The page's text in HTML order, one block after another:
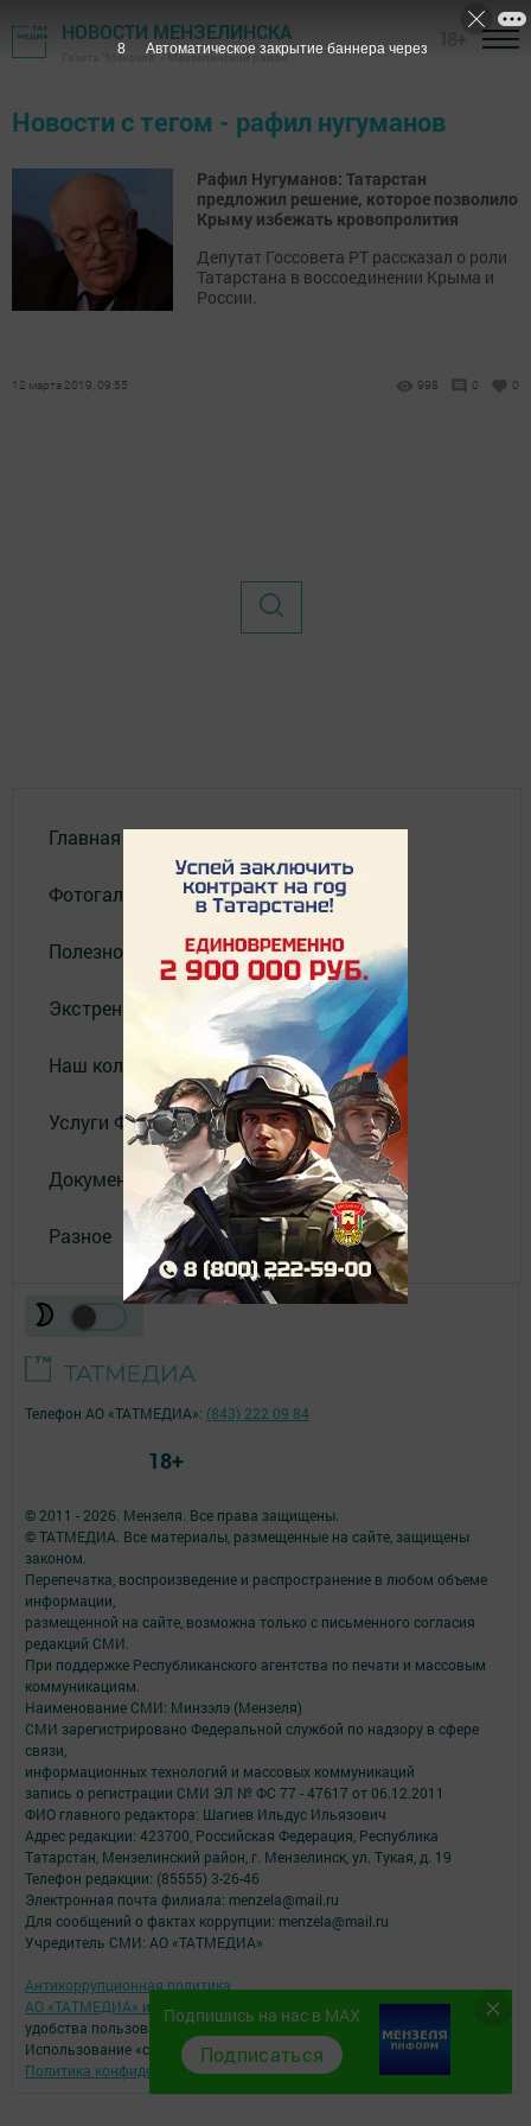
НОВОСТИ МЕНЗЕЛИНСКА
Газета "Мензеля" - Мензелинский район
Новости с тегом - рафил нугуманов
Рафил Нугуманов: Татарстан
предложил решение, которое позволило
Крыму избежать кровопролития
Депутат Госсовета РТ рассказал о роли
Татарстана в воссоединении Крыма и
России.
12 марта 2019, 09:55 998 0 0
Главная
Фотогалереи
Полезное
Экстренные службы
Наш коллектив
Услуги Филиала АО "ТАТМЕДИА"
Документы
Разное
Подпишись на нас в MAX
Подписаться
© 2011 - 2026. Мензеля. Все права защищены.
© ТАТМЕДИА. Все материалы, размещенные на сайте, защищены
законом.
Перепечатка, воспроизведение и распространение в любом объеме
информации,
размещенной на сайте, возможна только с письменного согласия
редакций СМИ.
При поддержке Республиканского агентства по печати и массовым
коммуникациям.
Наименование СМИ: Минзэлэ (Мензеля)
СМИ зарегистрировано Федеральной службой по надзору в сфере
связи,
информационных технологий и массовых коммуникаций
запись о регистрации СМИ ЭЛ № ФС 77 - 47617 от 06.12.2011
ФИО главного редактора: Шагиев Ильдус Ильязович
Адрес редакции: 423700, Российская Федерация, Республика
Татарстан, Мензелинский район, г. Мензелинск, ул. Тукая, д. 19
Телефон редакции: (85555) 3-26-46
Электронная почта филиала: menzela@mail.ru
Для сообщений о фактах коррупции: menzela@mail.ru
Учредитель СМИ: АО «ТАТМЕДИА»
Антикоррупционная политика
АО «ТАТМЕДИА» использует «cookie»
для персонализации сервисов и
удобства пользователей сайтом.
Использование «cookie» можно отменить в настройках браузера.
Политика конфиденциальности
Телефон АО «ТАТМЕДИА»: (843) 222 09 84
18+
8 Автоматическое закрытие баннера через